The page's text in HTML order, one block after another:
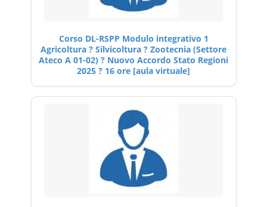
Corso DL-RSPP Modulo integrativo 1
Agricoltura ? Silvicoltura ? Zootecnia (Settore
Ateco A 01-02) ? Nuovo Accordo Stato Regioni
2025 ? 16 ore [aula virtuale]